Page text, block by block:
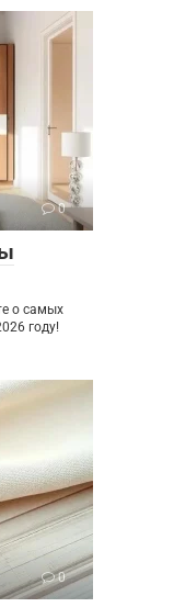
0
о самых
году!
0